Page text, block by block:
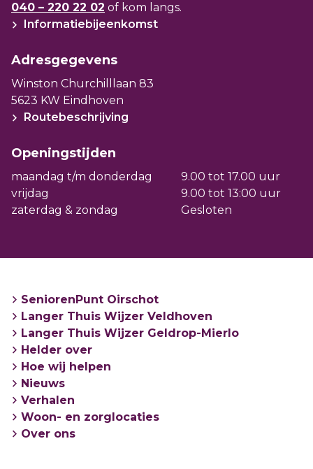
040 – 220 22 02 of kom langs.
Informatiebijeenkomst
Adresgegevens
Winston Churchilllaan 83
5623 KW Eindhoven
Routebeschrijving
Openingstijden
maandag t/m donderdag
9.00 tot 17.00 uur
vrijdag
9.00 tot 13:00 uur
zaterdag & zondag
Gesloten
SeniorenPunt Oirschot
Langer Thuis Wijzer Veldhoven
Langer Thuis Wijzer Geldrop-Mierlo
Helder over
Hoe wij helpen
Nieuws
Verhalen
Woon- en zorglocaties
Over ons